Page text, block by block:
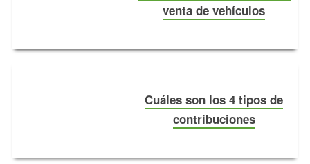
venta de vehículos
Cuáles son los 4 tipos de
contribuciones